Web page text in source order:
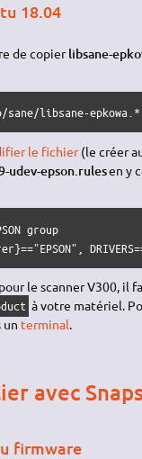
18.04
de copierlibsane-
libsane-
le fichier(le créer
epson.rulesen y
group
le scanner V300, il
à votre matériel.
un terminal.
avec
firmware